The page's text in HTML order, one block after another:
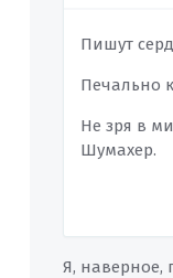
Пишут
Печально
Не зря в
Шумахер.
Я, наверное,